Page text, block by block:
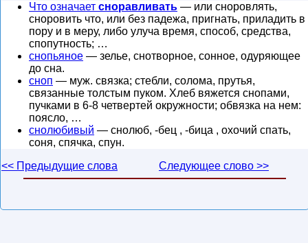
Что означает сноравливать — или сноровлять,
сноровить что, или без падежа, пригнать, приладить в
пору и в меру, либо улуча время, способ, средства,
спопутность; …
снопьяное — зелье, снотворное, сонное, одуряющее
до сна.
сноп — муж. связка; стебли, солома, прутья,
связанные толстым пуком. Хлеб вяжется снопами,
пучками в 6-8 четвертей окружности; обвязка на нем:
поясло, …
снолюбивый — снолюб, -бец , -бица , охочий спать,
соня, спячка, спун.
<< Предыдущие слова
Следующее слово >>